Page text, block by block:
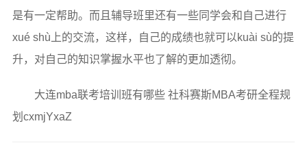
是有一定帮助。而且辅导班里还有一些同学会和自己进行
xué shù上的交流，这样，自己的成绩也就可以kuài sù的提
升，对自己的知识掌握水平也了解的更加透彻。
大连mba联考培训班有哪些 社科赛斯MBA考研全程规
划cxmjYxaZ